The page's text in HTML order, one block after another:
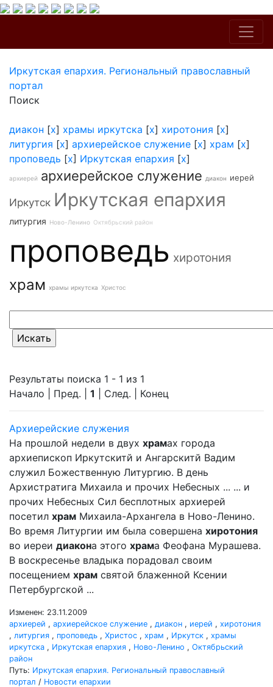
Иркутская епархия. Региональный православный
портал
Поиск
диакон [x] храмы иркутска [x] хиротония [x]
литургия [x] архиерейское служение [x] храм [x]
проповедь [x] Иркутская епархия [x]
архиерей архиерейское служение диакон иерей
Иркутск Иркутская епархия
литургия Ново-Ленино Октябрьский район
проповедь хиротония
храм храмы иркутска Христос
Результаты поиска 1 - 1 из 1
Начало | Пред. | 1 | След. | Конец
Архиерейские служения
На прошлой недели в двух храмах города
архиепископ Иркутскитй и Ангарскитй Вадим
служил Божественную Литургию. В день
Архистратига Михаила и прочих Небесных ... ... и
прочих Небесных Сил бесплотных архиерей
посетил храм Михаила-Архангела в Ново-Ленино.
Во время Литургии им была совершена хиротония
во иереи диакона этого храма Феофана Мурашева.
В воскресенье владыка порадовал своим
посещением храм святой блаженной Ксении
Петербургской ...
Изменен: 23.11.2009
архиерей , архиерейское служение , диакон , иерей , хиротония
, литургия , проповедь , Христос , храм , Иркутск , храмы
иркутска , Иркутская епархия , Ново-Ленино , Октябрьский
район
Путь: Иркутская епархия. Региональный православный
портал / Новости епархии